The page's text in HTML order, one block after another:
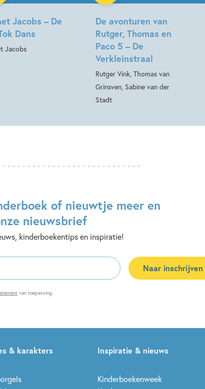
Jacobs – De
Dans
Jacobs
De avonturen van
Rutger, Thomas en
Paco 5 – De
Verkleinstraal
Rutger Vink, Thomas van
Grinsven, Sabine van der
Stadt
of nieuwtje meer en
nieuwsbrief
kinderboekentips en inspiratie!
Naar inschrijven
van toepassing.
& karakters Inspiratie & nieuws
Kinderboekenweek